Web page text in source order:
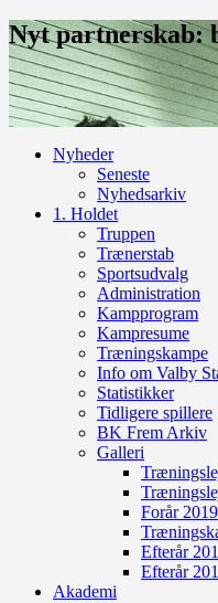
Nyt partnerskab:
Nyheder
Seneste
Nyhedsarkiv
1. Holdet
Truppen
Trænerstab
Sportsudvalg
Administration
Kampprogram
Kampresume
Træningskampe
Info om Valby
Statistikker
Tidligere spillere
BK Frem Arkiv
Galleri
Forår 2019
Efterår
Efterår
Akademi